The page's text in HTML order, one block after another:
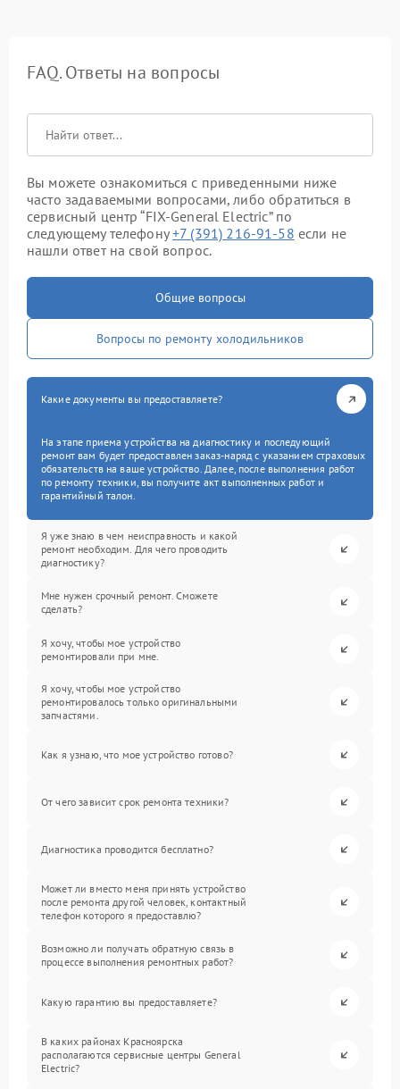
FAQ. Ответы на вопросы
Вы можете ознакомиться с приведенными ниже
часто задаваемыми вопросами, либо обратиться в
сервисный центр “FIX-General Electric” по
следующему телефону+7 (391) 216-91-58 если не
нашли ответ на свой вопрос.
Общие вопросы
Вопросы по ремонту холодильников
Какие документы вы предоставляете?
На этапе приема устройства на диагностику и последующий
ремонт вам будет предоставлен заказ-наряд с указанием страховых
обязательств на ваше устройство. Далее, после выполнения работ
по ремонту техники, вы получите акт выполненных работ и
гарантийный талон.
Я уже знаю в чем неисправность и какой
ремонт необходим. Для чего проводить
диагностику?
Мне нужен срочный ремонт. Сможете
сделать?
Я хочу, чтобы мое устройство
ремонтировали при мне.
Я хочу, чтобы мое устройство
ремонтировалось только оригинальными
запчастями.
Как я узнаю, что мое устройство готово?
От чего зависит срок ремонта техники?
Диагностика проводится бесплатно?
Может ли вместо меня принять устройство
после ремонта другой человек, контактный
телефон которого я предоставлю?
Возможно ли получать обратную связь в
процессе выполнения ремонтных работ?
Какую гарантию вы предоставляете?
В каких районах Красноярска
располагаются сервисные центры General
Electric?